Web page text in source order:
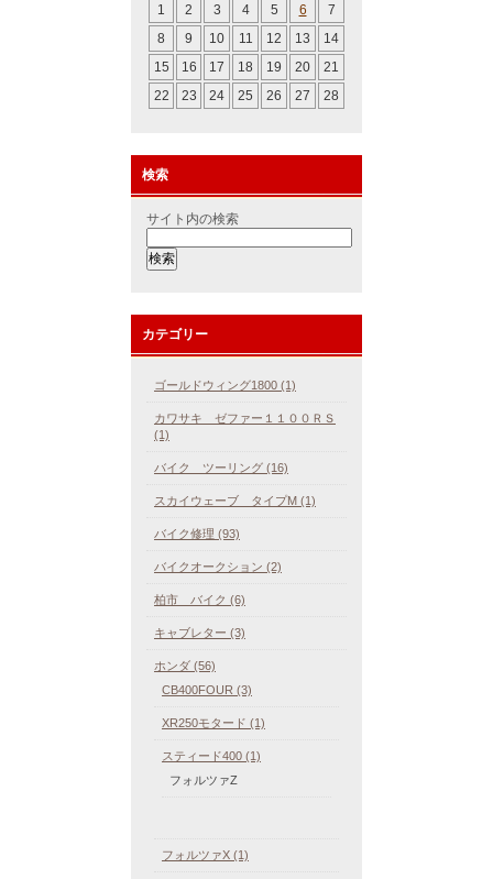
1
2 3 4 5 6
7
8
9 10 11 12 13
14
15
16 17 18 19 20
21
22
23 24 25 26 27 28
検索
サイト内の検索
カテゴリー
ゴールドウィング1800 (1)
カワサキ ゼファー１１００ＲＳ
(1)
バイク ツーリング (16)
スカイウェーブ タイプM (1)
バイク修理 (93)
バイクオークション (2)
柏市 バイク (6)
キャブレター (3)
ホンダ (56)
CB400FOUR (3)
XR250モタード (1)
スティード400 (1)
フォルツァZ
フォルツァX (1)